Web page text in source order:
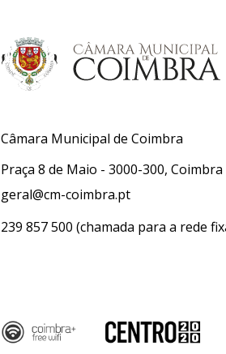
Câmara Municipal de Coimbra
Praça 8 de Maio - 3000-300, Coimbra
geral@cm-coimbra.pt
239 857 500 (chamada para a rede